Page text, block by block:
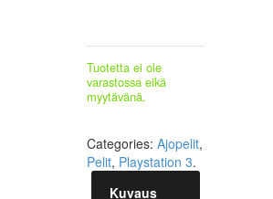
Tuotetta ei ole
varastossa eikä
myytävänä.
Categories: Ajopelit,
Pelit, Playstation 3.
Kuvaus